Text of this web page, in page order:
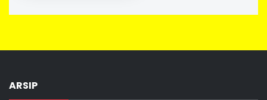
ARSIP